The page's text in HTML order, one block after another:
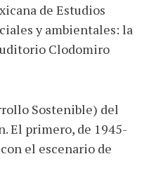
de Estudios
y ambientales: la
Clodomiro
Sostenible) del
El primero, de 1945-
el escenario de